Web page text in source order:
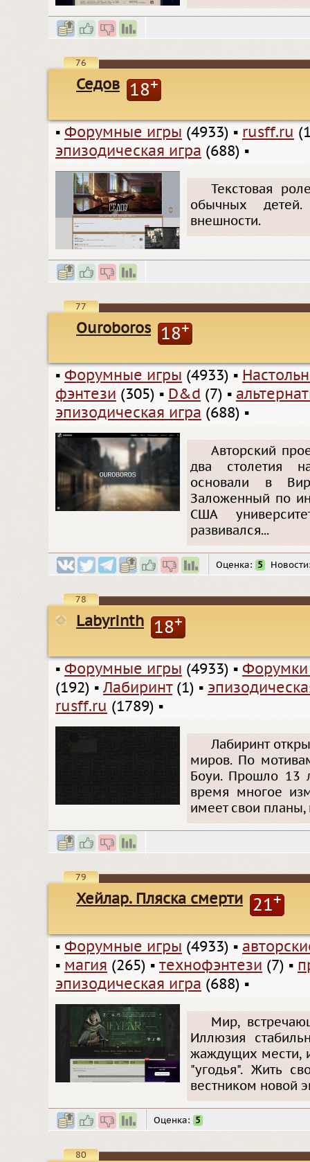
76
Седов 18+
▪ Форумные игры (4933) ▪ rusff.ru
эпизодическая игра (688) ▪
Текстовая
обычных детей.
внешности.
77
Ouroboros 18+
▪ Форумные игры (4933) ▪
фэнтези (305) ▪ D&d (7) ▪
эпизодическая игра (688) ▪
Авторский
два столетия
основали в
Заложенный по
США
развивался...
Оценка: 5
78
Labyrinth 18+
▪ Форумные игры (4933) ▪
(192) ▪ Лабиринт(1) ▪
rusff.ru (1789) ▪
Лабиринт
миров. По
Боуи. Прошло 13
время многое
имеет свои планы,
79
Хейлар. Пляска смерти 21+
▪ Форумные игры (4933) ▪
▪ магия (265) ▪ технофэнтези (7) ▪
эпизодическая игра (688) ▪
Мир,
Иллюзия
жаждущих мести,
"угодья". Жить
вестником новой
Оценка: 5
80